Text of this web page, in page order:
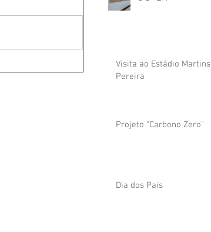
Visita ao Estádio Martins
Pereira
Projeto “Carbono Zero”
Dia dos Pais